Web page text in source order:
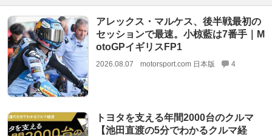
アレックス・マルケス、後半戦最初の
セッションで最速。小椋藍は7番手｜M
otoGPイギリスFP1
2026.08.07 motorsport.com 日本版 4
トヨタを支える年間2000台のクルマ
【池田直渡の5分でわかるクルマ経